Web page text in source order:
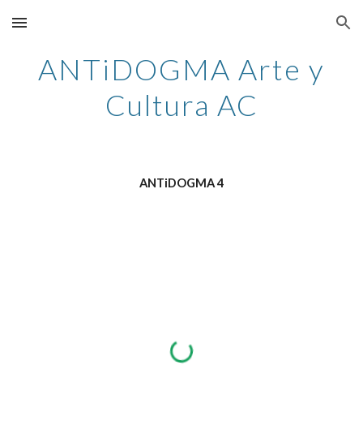
Skip to main content Skip to navigation
ANTiDOGMA Arte y
Cultura AC
ANTiDOGMA 4